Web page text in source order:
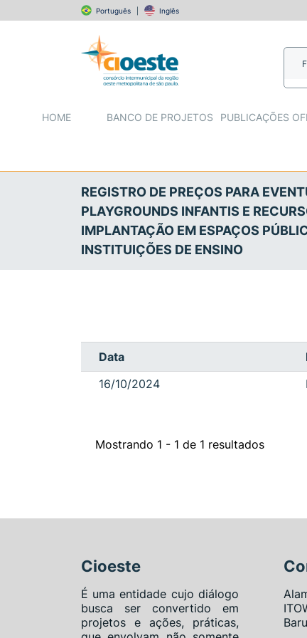
REGISTRO DE PREÇOS PARA EVENTUAL
Português Inglês
HOME BANCO DE PROJETOS PUBLICAÇÕES
REGISTRO DE PREÇOS PARA
PLAYGROUNDS INFANTIS E
IMPLANTAÇÃO EM ESPAÇOS
INSTITUIÇÕES DE ENSINO
Data
16/10/2024
Mostrando 1 - 1 de 1 resultados
Cioeste
É uma entidade cujo diálogo
busca ser convertido em
projetos e ações, práticas,